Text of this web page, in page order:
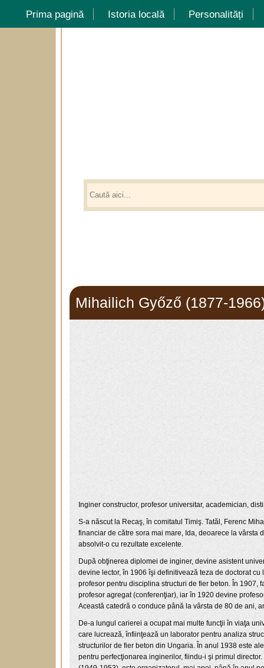
Prima pagină Istoria locală Personalități
Mihailich Győző (1877-
Inginer constructor, profesor universitar, academician,
S-a născut la Recaş, în comitatul Timiş. Tatăl, Ferenc
financiar de către sora mai mare, Ida, deoarece la
absolvit-o cu rezultate excelente.
După obţinerea diplomei de inginer, devine asistent
devine lector, în 1906 îşi definitivează teza de doctorat
profesor pentru disciplina structuri de fier beton. În 1907,
profesor agregat (conferenţiar), iar în 1920 devine
Această catedră o conduce până la vârsta de 80 de ani,
De-a lungul carierei a ocupat mai multe funcţii în viaţa
care lucrează, înfiinţează un laborator pentru analiza
structurilor de fier beton din Ungaria. În anul 1938 este
pentru perfecţionarea inginerilor, fiindu-i şi primul